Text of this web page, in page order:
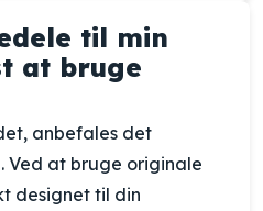
til min
at bruge
anbefales det
Ved at bruge originale
designet til din